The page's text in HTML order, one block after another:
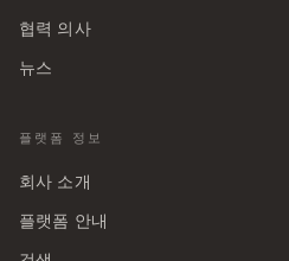
협력 의사
뉴스
플랫폼 정보
회사 소개
플랫폼 안내